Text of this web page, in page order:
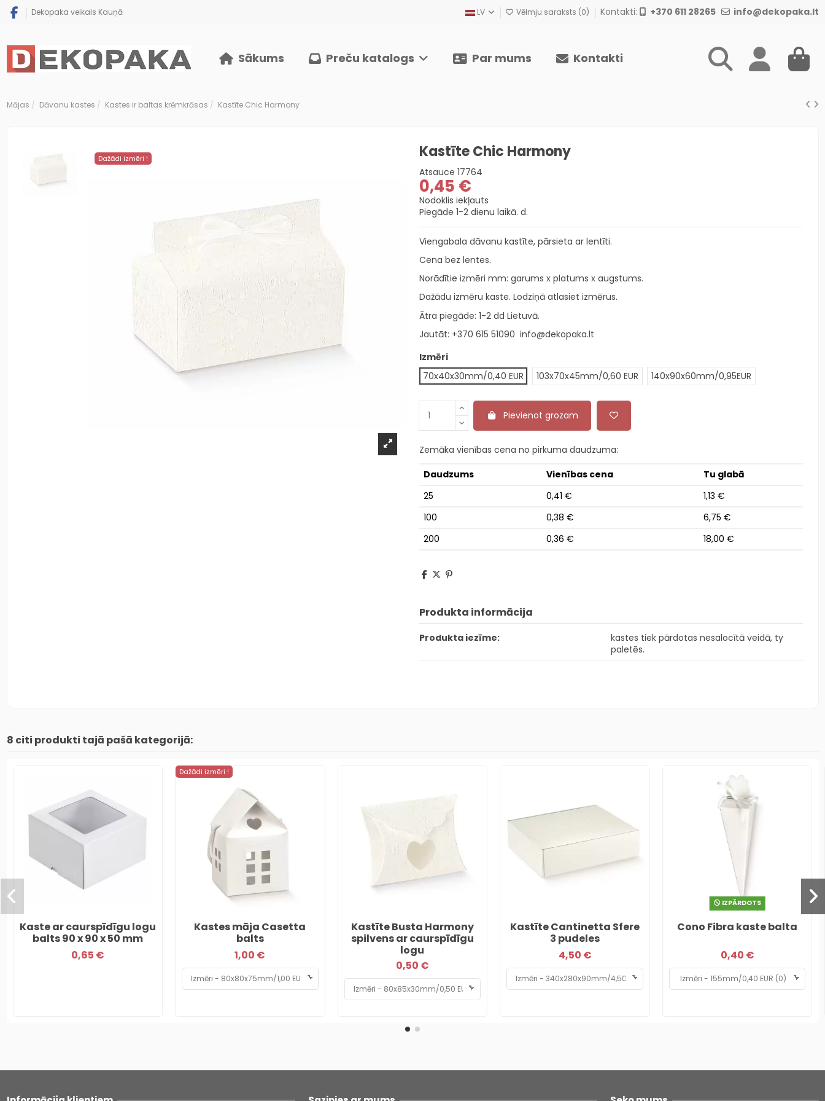
Dekopaka veikals Kauņā LV Vēlmju saraksts (0) Kontakti: +370 611 28265 info@dekopaka.lt
Sākums Preču katalogs Par mums Kontakti
Mājas Dāvanu kastes Kastes ir baltas krēmkrāsas Kastīte Chic Harmony
Dažādi izmēri ! Kastīte Chic Harmony
Atsauce 17764
0,45 €
Nodoklis iekļauts
Piegāde 1-2 dienu laikā. d.
Viengabala dāvanu kastīte, pārsieta ar lentīti.
Cena bez lentes.
Norādītie izmēri mm: garums x platums x augstums.
Dažādu izmēru kaste. Lodziņā atlasiet izmērus.
Ātra piegāde: 1-2 dd Lietuvā.
Jautāt: +370 615 51090 info@dekopaka.lt
Izmēri
70x40x30mm/0,40 EUR
103x70x45mm/0,60 EUR 140x90x60mm/0,95EUR
Pievienot grozam
Zemāka vienības cena no pirkuma daudzuma:
Daudzums
Vienības cena
Tu glabā
25
0,41 €
1,13 €
100
0,38 €
6,75 €
200
0,36 € 18,00 €
Produkta informācija
Produkta iezīme:
kastes tiek pārdotas nesalocītā veidā, ty
paletēs.
8 citi produkti tajā pašā kategorijā:
Kaste ar caurspīdīgu logu
balts 90 x 90 x 50 mm
0,65 €
Dažādi izmēri !
Kastes māja Casetta
balts
1,00 €
Kastīte Busta Harmony
spilvens ar caurspīdīgu
logu
0,50 €
Kastīte Cantinetta Sfere
3 pudeles
4,50 €
IZPĀRDOTS
Cono Fibra kaste balta
0,40 €